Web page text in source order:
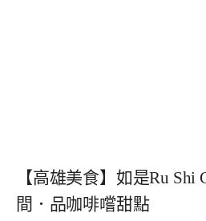
【高雄美食】如是Ru Shi
間．品咖啡嚐甜點